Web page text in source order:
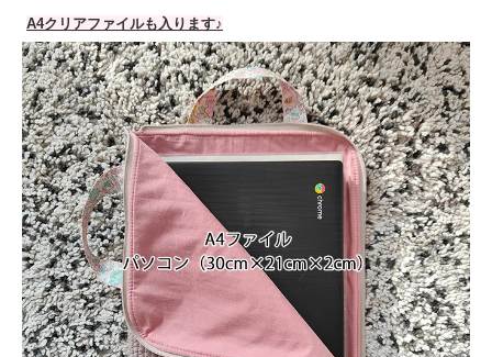
A4クリアファイルも入ります♪